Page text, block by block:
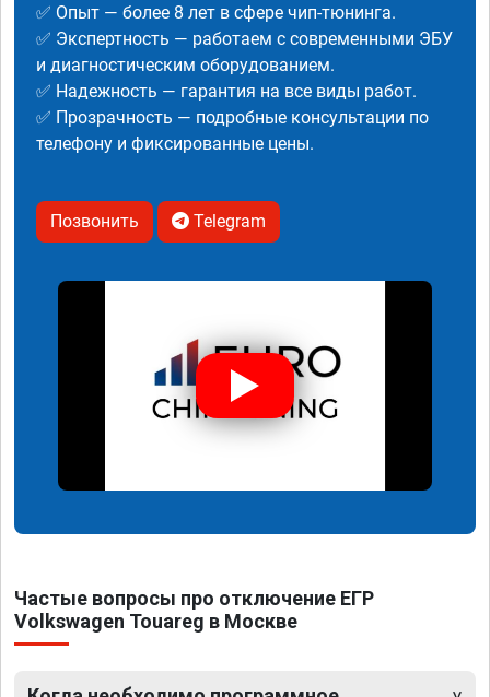
✅ Опыт — более 8 лет в сфере чип-тюнинга.
✅ Экспертность — работаем с современными ЭБУ
и диагностическим оборудованием.
✅ Надежность — гарантия на все виды работ.
✅ Прозрачность — подробные консультации по
телефону и фиксированные цены.
Позвонить Telegram
Частые вопросы про отключение ЕГР
Volkswagen Touareg в Москве